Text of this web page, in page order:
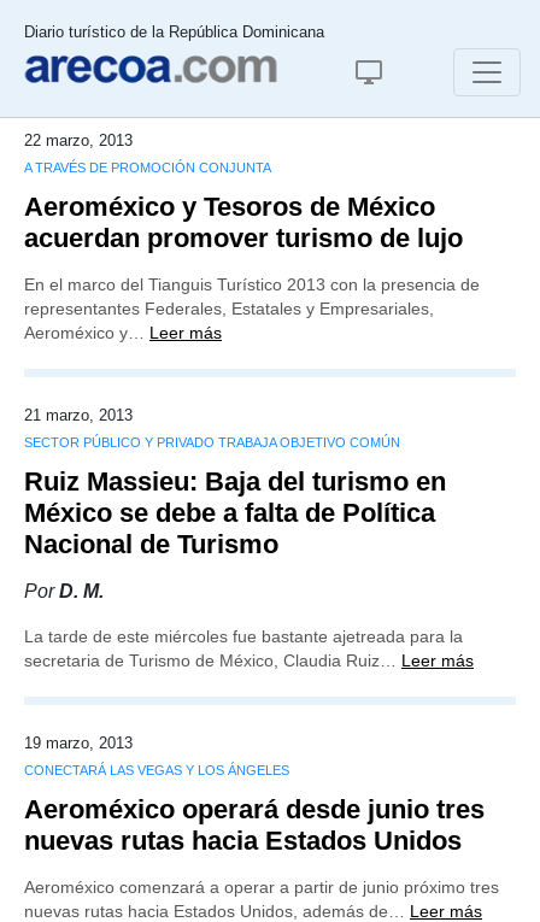
Diario turístico de la República Dominicana
22 marzo, 2013
A TRAVÉS DE PROMOCIÓN CONJUNTA
Aeroméxico y Tesoros de México
acuerdan promover turismo de lujo
En el marco del Tianguis Turístico 2013 con la presencia de
representantes Federales, Estatales y Empresariales,
Aeroméxico y… Leer más
21 marzo, 2013
SECTOR PÚBLICO Y PRIVADO TRABAJA OBJETIVO COMÚN
Ruiz Massieu: Baja del turismo en
México se debe a falta de Política
Nacional de Turismo
PorD. M.
La tarde de este miércoles fue bastante ajetreada para la
secretaria de Turismo de México, Claudia Ruiz… Leer más
19 marzo, 2013
CONECTARÁ LAS VEGAS Y LOS ÁNGELES
Aeroméxico operará desde junio tres
nuevas rutas hacia Estados Unidos
Aeroméxico comenzará a operar a partir de junio próximo tres
nuevas rutas hacia Estados Unidos, además de… Leer más